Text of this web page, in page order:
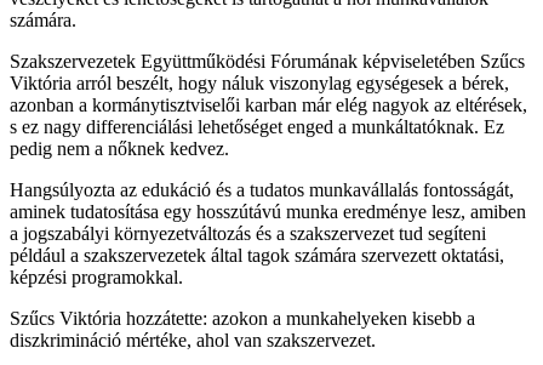
számára.
Szakszervezetek Együttműködési Fórumának képviseletében Szűcs
Viktória arról beszélt, hogy náluk viszonylag egységesek a bérek,
azonban a kormánytisztviselői karban már elég nagyok az eltérések,
s ez nagy differenciálási lehetőséget enged a munkáltatóknak. Ez
pedig nem a nőknek kedvez.
Hangsúlyozta az edukáció és a tudatos munkavállalás fontosságát,
aminek tudatosítása egy hosszútávú munka eredménye lesz, amiben
a jogszabályi környezetváltozás és a szakszervezet tud segíteni
például a szakszervezetek által tagok számára szervezett oktatási,
képzési programokkal.
Szűcs Viktória hozzátette: azokon a munkahelyeken kisebb a
diszkrimináció mértéke, ahol van szakszervezet.